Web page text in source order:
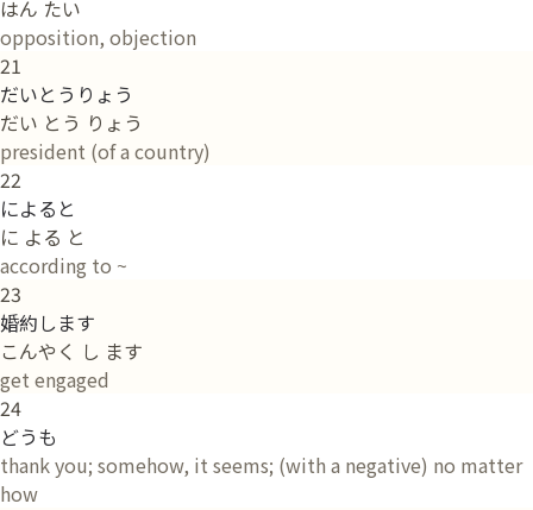
はん たい
opposition, objection
21
だいとうりょう
だい とう りょう
president (of a country)
22
によると
に よる と
according to ~
23
婚約します
こんやく し ます
get engaged
24
どうも
thank you; somehow, it seems; (with a negative) no matter
how